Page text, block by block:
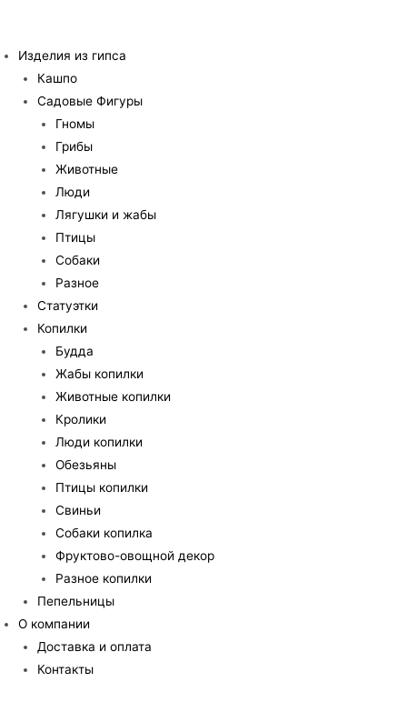
к
содержимому
Изделия из гипса
Кашпо
Садовые Фигуры
Гномы
Грибы
Животные
Люди
Лягушки и жабы
Птицы
Собаки
Разное
Статуэтки
Копилки
Будда
Жабы копилки
Животные копилки
Кролики
Люди копилки
Обезьяны
Птицы копилки
Свиньи
Собаки копилка
Фруктово-овощной декор
Разное копилки
Пепельницы
О компании
Доставка и оплата
Контакты